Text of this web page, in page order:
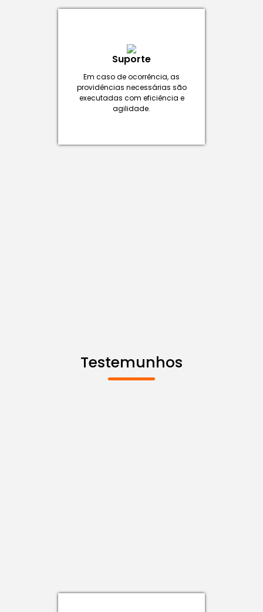
Suporte
Em caso de ocorrência, as
providências necessárias são
executadas com eficiência e
agilidade.
Testemunhos